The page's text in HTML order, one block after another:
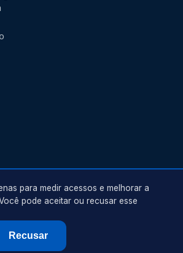
. Todos os direitos reservados.
para medir acessos e melhorar a
pode aceitar ou recusar esse
Recusar